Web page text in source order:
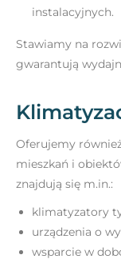
instalacyjnych.
Stawiamy na
gwarantują
Oferujemy
mieszkań i
znajdują się m.in.:
klimatyzatory
urządzenia o
wsparcie w